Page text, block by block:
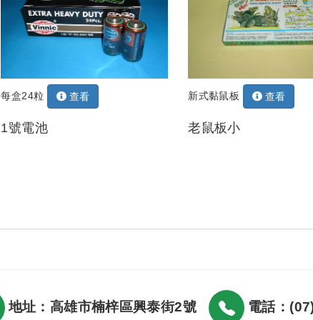
每盒24粒 查看
1號電池
新式黏鼠板 查看
老鼠板小
地址：高雄市楠梓區興泰街2號 電話：